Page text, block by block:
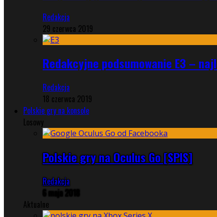
Redakcja
29 czerwca 2019
Redakcyjne podsumowanie E3 –
Redakcja
18 czerwca 2019
Polskie gry na konsole
Losowy
Polskie gry na Oculus Go [SPIS]
Redakcja
6 maja 2018
Aktualne